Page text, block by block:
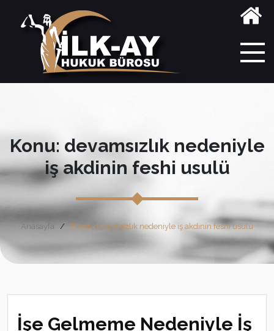
Konu: devamsızlık nedeniyle
iş akdinin feshi usulü
Anasayfa Etiket: devamsızlık nedeniyle iş akdinin feshi usulü
İşe Gelmeme Nedeniyle İş